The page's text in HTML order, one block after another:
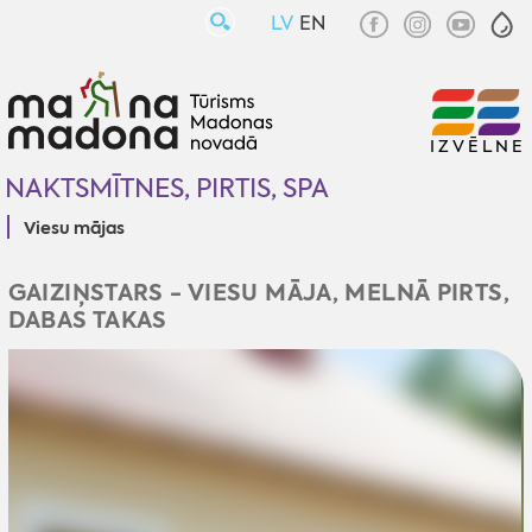
LV EN
NAKTSMĪTNES, PIRTIS, SPA
Viesu mājas
IZVĒLNE
GAIZIŅSTARS - VIESU MĀJA, MELNĀ PIRTS,
DABAS TAKAS